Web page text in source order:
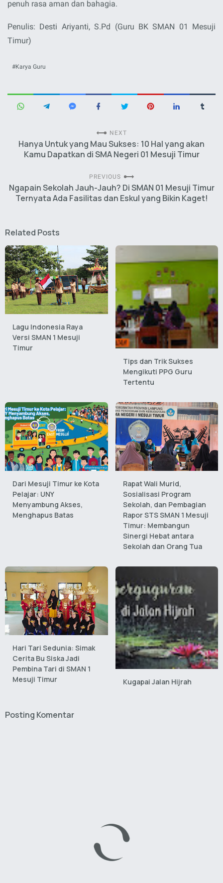
penuh rasa aman dan bahagia.
Penulis: Desti Ariyanti, S.Pd (Guru BK SMAN 01 Mesuji
Timur)
Karya Guru
NEXT
Hanya Untuk yang Mau Sukses: 10 Hal yang akan
Kamu Dapatkan di SMA Negeri 01 Mesuji Timur
PREVIOUS
Ngapain Sekolah Jauh-Jauh? Di SMAN 01 Mesuji Timur
Ternyata Ada Fasilitas dan Eskul yang Bikin Kaget!
Related Posts
Lagu Indonesia Raya
Versi SMAN 1 Mesuji
Timur
Tips dan Trik Sukses
Mengikuti PPG Guru
Tertentu
Dari Mesuji Timur ke Kota
Pelajar: UNY
Menyambung Akses,
Menghapus Batas
Rapat Wali Murid,
Sosialisasi Program
Sekolah, dan Pembagian
Rapor STS SMAN 1 Mesuji
Timur: Membangun
Sinergi Hebat antara
Sekolah dan Orang Tua
Hari Tari Sedunia: Simak
Cerita Bu Siska Jadi
Pembina Tari di SMAN 1
Mesuji Timur
Kugapai Jalan Hijrah
Posting Komentar